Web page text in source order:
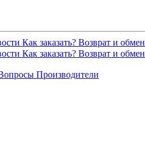
Как заказать? Возврат и обмен
Как заказать? Возврат и обмен
Производители